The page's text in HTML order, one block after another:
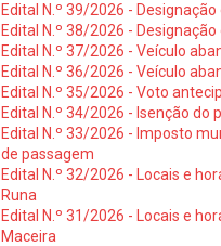
Edital N.º 39/2026 -
Edital N.º 38/2026 -
Edital N.º 37/2026 - Veículo
Edital N.º 36/2026 - Veículo
Edital N.º 35/2026 - Voto
Edital N.º 34/2026 - Isenção
Edital N.º 33/2026 - Imposto
de passagem
Edital N.º 32/2026 - Locais e
Runa
Edital N.º 31/2026 - Locais e
Maceira